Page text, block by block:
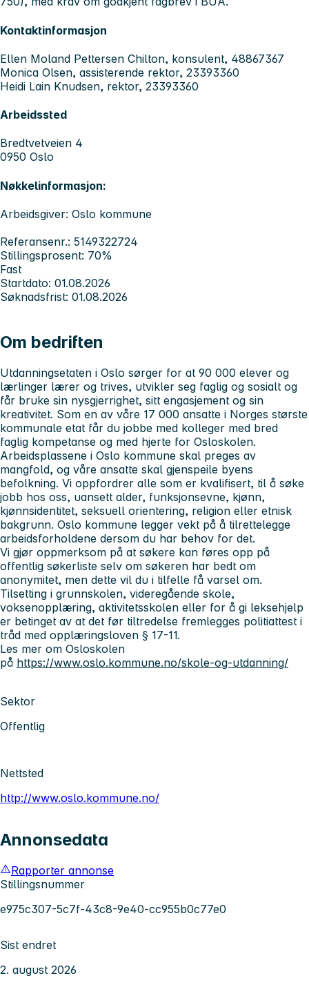
Kontaktinformasjon
Ellen Moland Pettersen Chilton, konsulent, 48867367
Monica Olsen, assisterende rektor, 23393360
Heidi Lain Knudsen, rektor, 23393360
Arbeidssted
Bredtvetveien 4
0950 Oslo
Nøkkelinformasjon:
Arbeidsgiver: Oslo kommune
Referansenr.: 5149322724
Stillingsprosent: 70%
Fast
Startdato: 01.08.2026
Søknadsfrist: 01.08.2026
Om bedriften
Utdanningsetaten i Oslo sørger for at 90 000 elever og
lærlinger lærer og trives, utvikler seg faglig og sosialt og
får bruke sin nysgjerrighet, sitt engasjement og sin
kreativitet. Som en av våre 17 000 ansatte i Norges største
kommunale etat får du jobbe med kolleger med bred
faglig kompetanse og med hjerte for Osloskolen.
Arbeidsplassene i Oslo kommune skal preges av
mangfold, og våre ansatte skal gjenspeile byens
befolkning. Vi oppfordrer alle som er kvalifisert, til å søke
jobb hos oss, uansett alder, funksjonsevne, kjønn,
kjønnsidentitet, seksuell orientering, religion eller etnisk
bakgrunn. Oslo kommune legger vekt på å tilrettelegge
arbeidsforholdene dersom du har behov for det.
Vi gjør oppmerksom på at søkere kan føres opp på
offentlig søkerliste selv om søkeren har bedt om
anonymitet, men dette vil du i tilfelle få varsel om.
Tilsetting i grunnskolen, videregående skole,
voksenopplæring, aktivitetsskolen eller for å gi leksehjelp
er betinget av at det før tiltredelse fremlegges politiattest i
tråd med opplæringsloven § 17-11.
Les mer om Osloskolen
på https://www.oslo.kommune.no/skole-og-utdanning/
Sektor
Offentlig
Nettsted
http://www.oslo.kommune.no/
Annonsedata
Rapporter annonse
Stillingsnummer
e975c307-5c7f-43c8-9e40-cc955b0c77e0
Sist endret
2. august 2026